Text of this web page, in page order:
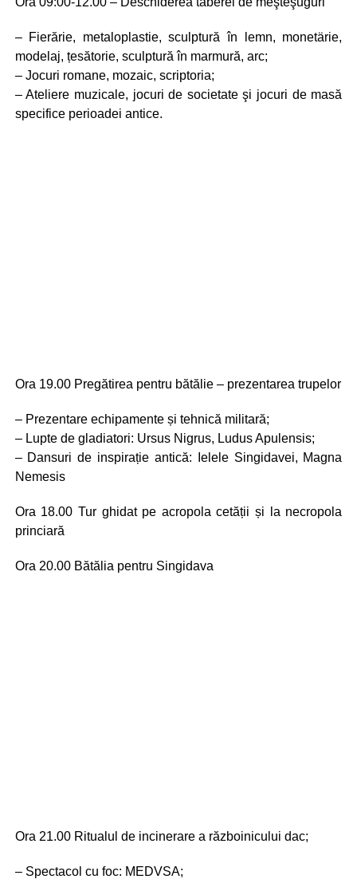
– Fierărie, metaloplastie, sculptură în lemn, monetärie,
modelaj, țesătorie, sculptură în marmură, arc;
– Jocuri romane, mozaic, scriptoria;
– Ateliere muzicale, jocuri de societate şi jocuri de masă
specifice perioadei antice.
Ora 19.00 Pregătirea pentru bătălie – prezentarea trupelor
– Prezentare echipamente și tehnică militară;
– Lupte de gladiatori: Ursus Nigrus, Ludus Apulensis;
– Dansuri de inspirație antică: Ielele Singidavei, Magna
Nemesis
Ora 18.00 Tur ghidat pe acropola cetății și la necropola
princiară
Ora 20.00 Bătălia pentru Singidava
Ora 21.00 Ritualul de incinerare a războinicului dac;
– Spectacol cu foc: MEDVSA;